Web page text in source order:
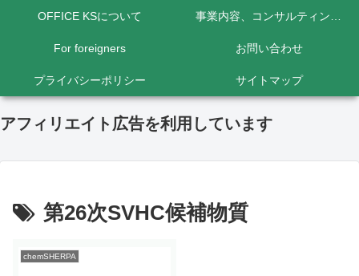
OFFICE KSについて 事業内容、コンサルティング料金など
For foreigners お問い合わせ
プライバシーポリシー サイトマップ
アフィリエイト広告を利用しています
第26次SVHC候補物質
chemSHERPA